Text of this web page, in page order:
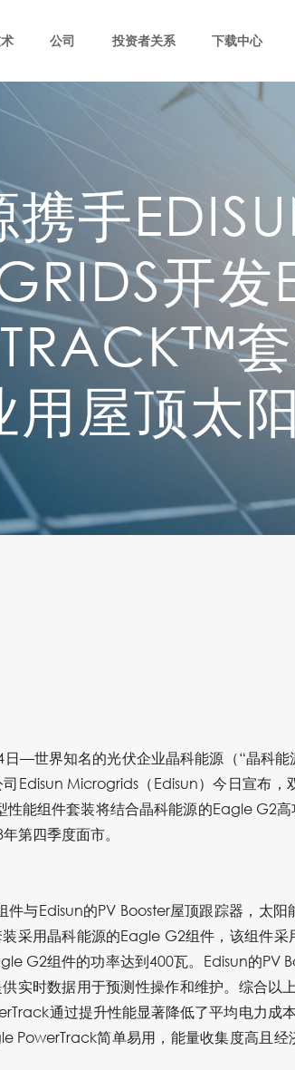
公司 投资者关系 下载中心
手
开发
用屋顶太
日—世界知名的光伏企业晶科能源（“晶科
Edisun Microgrids（Edisun）今日宣布
能组件套装将结合晶科能源的Eagle G2
第四季度面市。
与Edisun的PV Booster屋顶跟踪器，太
采用晶科能源的Eagle G2组件，该组件
G2组件的功率达到400瓦。Edisun的PV
实时数据用于预测性操作和维护。综合
通过提升性能显著降低了平均电力成
PowerTrack简单易用，能量收集度高且